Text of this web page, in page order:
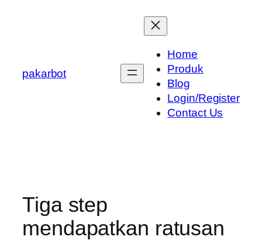
pakarbot
Home
Produk
Blog
Login/Register
Contact Us
Tiga step
mendapatkan ratusan